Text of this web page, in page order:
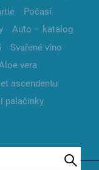
Počasí
Auto – katalog
Svařené víno
vera
ascendentu
palačinky